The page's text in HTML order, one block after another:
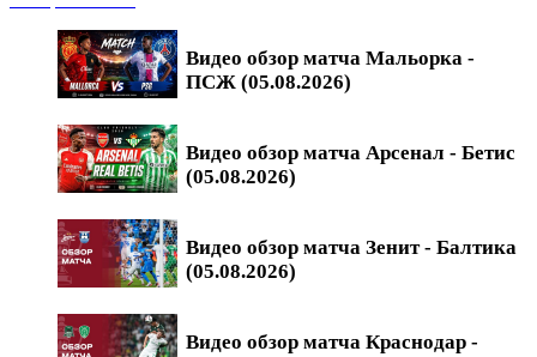
Видео обзор матча Мальорка -
ПСЖ (05.08.2026)
Видео обзор матча Арсенал - Бетис
(05.08.2026)
Видео обзор матча Зенит - Балтика
(05.08.2026)
Видео обзор матча Краснодар -